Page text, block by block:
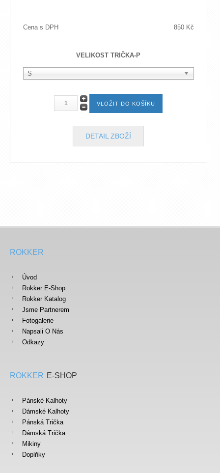
Cena s DPH 850 Kč
VELIKOST TRIČKA-P
S
DETAIL ZBOŽÍ
ROKKER
Úvod
Rokker E-Shop
Rokker Katalog
Jsme Partnerem
Fotogalerie
Napsali O Nás
Odkazy
ROKKER E-SHOP
Pánské Kalhoty
Dámské Kalhoty
Pánská Trička
Dámská Trička
Mikiny
Doplňky